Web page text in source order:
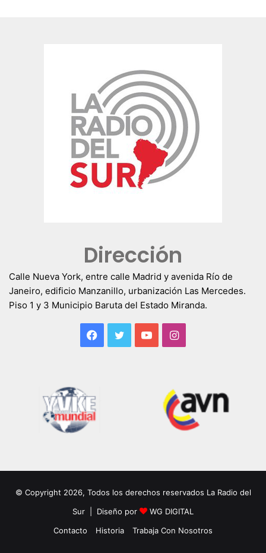
Dirección
Calle Nueva York, entre calle Madrid y avenida Río de
Janeiro, edificio Manzanillo, urbanización Las Mercedes.
Piso 1 y 3 Municipio Baruta del Estado Miranda.
Facebook
TwitterYouTubeInstagram
© Copyright 2026, Todos los derechos reservados La Radio del
Sur | Diseño por
WG DIGITAL
Contacto
Historia Trabaja Con Nosotros